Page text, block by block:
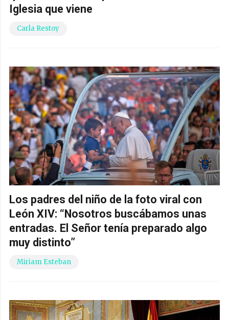
Iglesia que viene
Carla Restoy
Los padres del niño de la foto viral con
León XIV: “Nosotros buscábamos unas
entradas. El Señor tenía preparado algo
muy distinto”
Miriam Esteban